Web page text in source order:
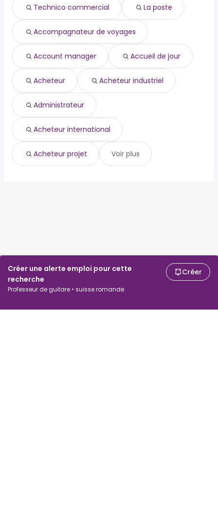
Créer une alerte emploi pour cette
recherche
Professeur de guitare • suisse romande
Créer
Technico commercial La poste
Accompagnateur de voyages
Account manager Accueil de jour
Acheteur Acheteur industriel
Administrateur
Acheteur international
Acheteur projet Voir plus